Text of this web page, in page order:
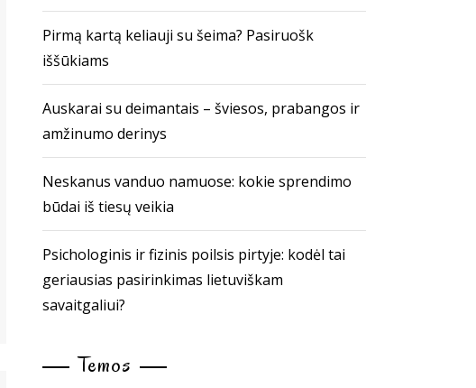
Pirmą kartą keliauji su šeima? Pasiruošk
iššūkiams
Auskarai su deimantais – šviesos, prabangos ir
amžinumo derinys
Neskanus vanduo namuose: kokie sprendimo
būdai iš tiesų veikia
Psichologinis ir fizinis poilsis pirtyje: kodėl tai
geriausias pasirinkimas lietuviškam
savaitgaliui?
Temos